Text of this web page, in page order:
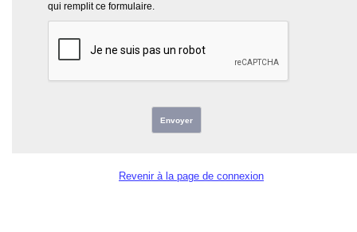
qui remplit ce formulaire.
Envoyer
Revenir à la page de connexion